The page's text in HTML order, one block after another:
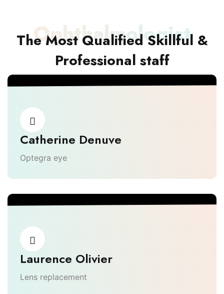
Ophthalmologist
The Most Qualified Skillful &
Professional staff
Catherine Denuve
Optegra eye
Laurence Olivier
Lens replacement